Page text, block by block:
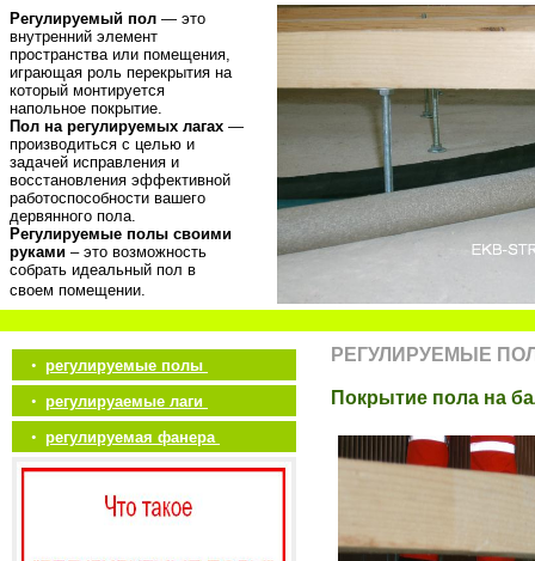
Регулируемый пол — это
внутренний элемент
пространства или помещения,
играющая роль перекрытия на
который монтируется
напольное покрытие.
Пол на регулируемых лагах —
производиться с целью и
задачей исправления и
восстановления эффективной
работоспособности вашего
дервянного пола.
Регулируемые полы своими
руками – это возможность
собрать идеальный пол в
своем помещении.
• регулируемые полы
• регулируаемые лаги
• регулируемая фанера
РЕГУЛИРУЕМЫЕ
Покрытие пола на